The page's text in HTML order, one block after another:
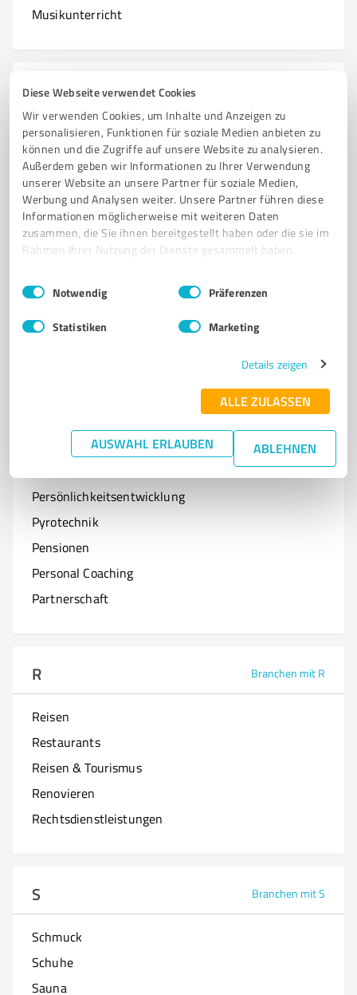
Diese Webseite verwendet Cookies
Wir verwenden Cookies, um Inhalte und Anzeigen zu
personalisieren, Funktionen für soziale Medien anbieten zu
können und die Zugriffe auf unsere Website zu analysieren.
Außerdem geben wir Informationen zu Ihrer Verwendung
unserer Website an unsere Partner für soziale Medien,
Werbung und Analysen weiter. Unsere Partner führen diese
Informationen möglicherweise mit weiteren Daten
zusammen, die Sie ihnen bereitgestellt haben oder die sie im
Rahmen Ihrer Nutzung der Dienste gesammelt haben.
Impressum Datenschutzbestimmungen
Einwilligungsauswahl
Notwendig Präferenzen
Statistiken Marketing
Details zeigen
ALLE ZULASSEN
AUSWAHL ERLAUBEN ABLEHNEN
Musikunterricht
N
Natur & Umwelt
Nagelstudios
O Branchen mit O
Optiker
Onlineshops
Branchen mit P
Persönlichkeitsentwicklung
Pyrotechnik
Pensionen
Personal Coaching
Partnerschaft
R Branchen mit R
Reisen
Restaurants
Reisen & Tourismus
Renovieren
Rechtsdienstleistungen
S Branchen mit S
Schmuck
Schuhe
Sauna